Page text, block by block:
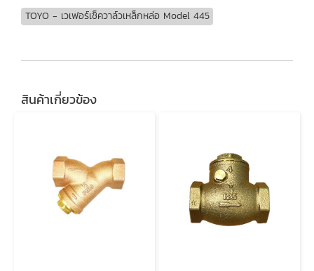
TOYO - เวเฟอร์เช็ควาล์วเหล็กหล่อ Model 445
สินค้าเกี่ยวข้อง